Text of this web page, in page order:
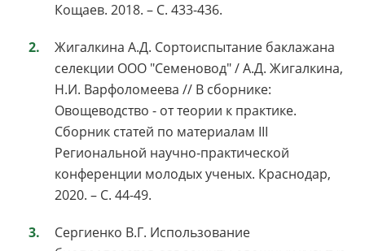
Кощаев. 2018. – С. 433-436.
Жигалкина А.Д. Сортоиспытание баклажана
селекции ООО "Семеновод" / А.Д. Жигалкина,
Н.И. Варфоломеева // В сборнике:
Овощеводство - от теории к практике.
Сборник статей по материалам III
Региональной научно-практической
конференции молодых ученых. Краснодар,
2020. – С. 44-49.
Сергиенко В.Г. Использование